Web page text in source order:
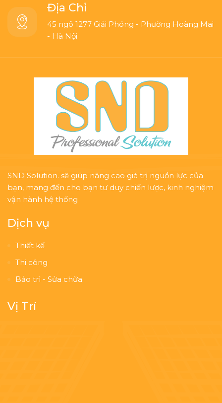
Địa Chỉ
45 ngõ 1277 Giải Phóng - Phường Hoàng Mai
- Hà Nội
SND Solution. sẽ giúp nâng cao giá trị nguồn lực của
bạn, mang đến cho bạn tư duy chiến lược, kinh nghiệm
vận hành hệ thống
Dịch vụ
Thiết kế
Thi công
Bảo trì - Sửa chữa
Vị Trí